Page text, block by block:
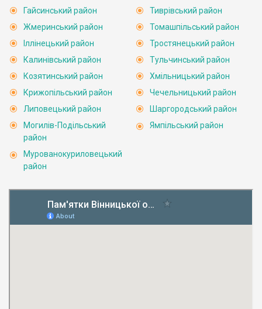
Гайсинський район
Жмеринський район
Іллінецький район
Калинівський район
Козятинський район
Крижопільський район
Липовецький район
Могилів-Подільський
район
Мурованокуриловецький
район
Тиврівський район
Томашпільський район
Тростянецький район
Тульчинський район
Хмільницький район
Чечельницький район
Шаргородський район
Ямпільський район